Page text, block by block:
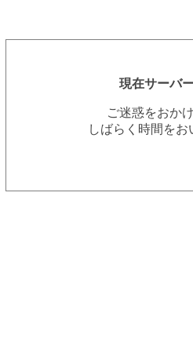
現在サーバ
ご迷惑をおか
しばらく時間を